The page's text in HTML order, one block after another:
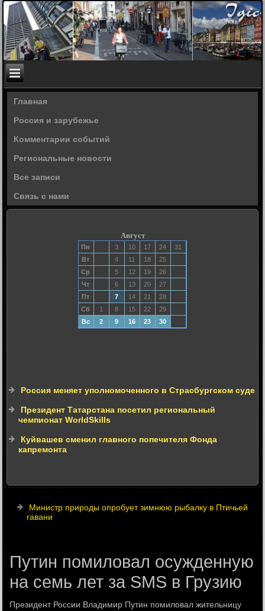
Главная
Россия и зарубежье
Комментарии событий
Региональные новости
Все записи
Связь с нами
Август
Пн 3 10 17 24
31
Вт
4 11 18
25
Ср
5 12 19
26
Чт
6 13 20
27
Пт
7 14 21
28
Сб
1 8 15 22
29
Вс
2 9 16 23 30
Россия меняет уполномоченного в Страсбургском суде
Президент Татарстана посетил региональный
чемпионат WorldSkills
Куйвашев сменил главного попечителя Фонда
капремонта
Министр природы опробует зимнюю рыбалку в Птичьей
гавани
Путин помиловал осужденную
на семь лет за SMS в Грузию
Президент России Владимир Путин помилοвал жительницу